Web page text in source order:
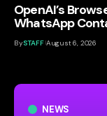
NEWS
OpenAI’s
WhatsApp
BySTAFF August 6, 2026